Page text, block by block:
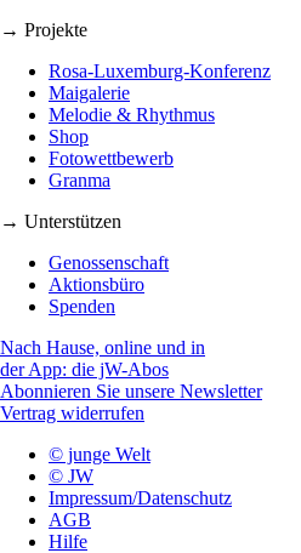
→ Projekte
Rosa-Luxemburg-Konferenz
Maigalerie
Melodie & Rhythmus
Shop
Fotowettbewerb
Granma
→ Unterstützen
Genossenschaft
Aktionsbüro
Spenden
Nach Hause, online und in
der App: die jW-Abos
Abonnieren Sie unsere Newsletter
Vertrag widerrufen
© junge Welt
© JW
Impressum/Datenschutz
AGB
Hilfe